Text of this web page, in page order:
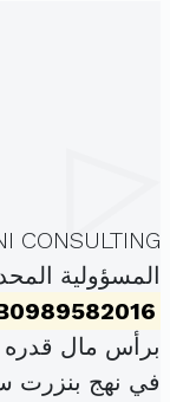
المسؤولية
برأس مال قدره
في نهج بنزرت